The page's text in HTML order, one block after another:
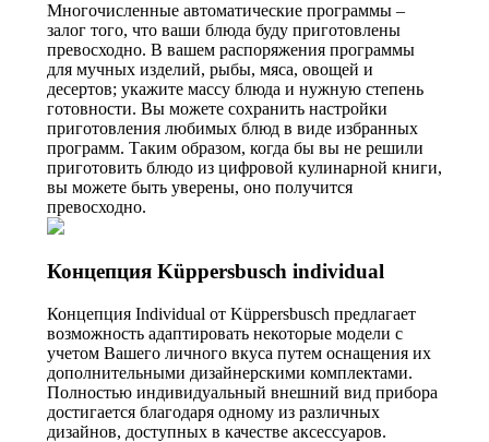
Многочисленные автоматические программы –
залог того, что ваши блюда буду приготовлены
превосходно. В вашем распоряжения программы
для мучных изделий, рыбы, мяса, овощей и
десертов; укажите массу блюда и нужную степень
готовности. Вы можете сохранить настройки
приготовления любимых блюд в виде избранных
программ. Таким образом, когда бы вы не решили
приготовить блюдо из цифровой кулинарной книги,
вы можете быть уверены, оно получится
превосходно.
Концепция Küppersbusch individual
Концепция Individual от Küppersbusch предлагает
возможность адаптировать некоторые модели с
учетом Вашего личного вкуса путем оснащения их
дополнительными дизайнерскими комплектами.
Полностью индивидуальный внешний вид прибора
достигается благодаря одному из различных
дизайнов, доступных в качестве аксессуаров.